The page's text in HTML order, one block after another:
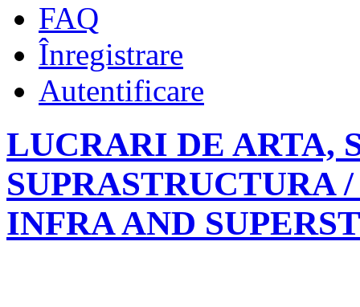
FAQ
Înregistrare
Autentificare
LUCRARI DE ARTA,
SUPRASTRUCTURA
INFRA AND